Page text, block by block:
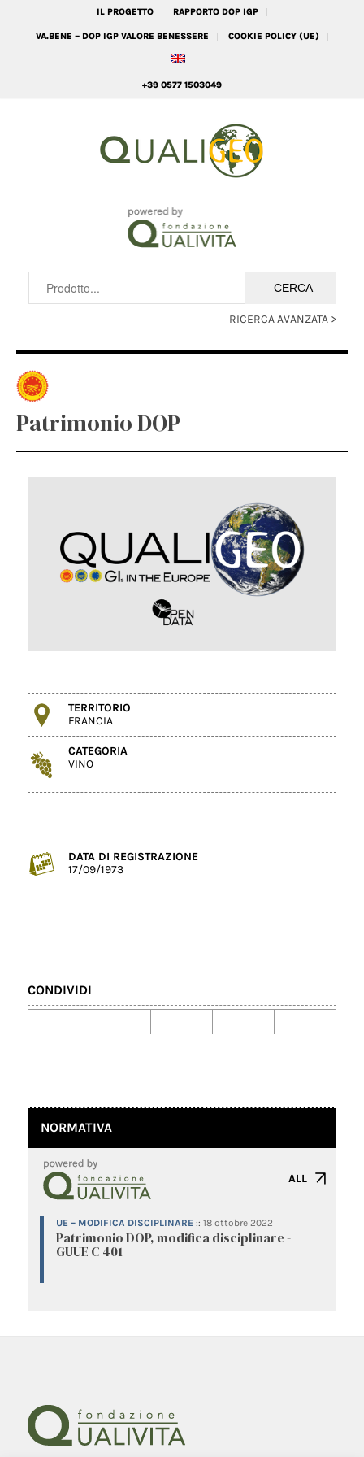
IL PROGETTO RAPPORTO DOP IGP
VA.BENE – DOP IGP VALORE BENESSERE COOKIE POLICY (UE)
+39 0577 1503049
RICERCA AVANZATA >
Patrimonio DOP
TERRITORIO
FRANCIA
CATEGORIA
VINO
DATA DI REGISTRAZIONE
17/09/1973
CONDIVIDI
NORMATIVA
ALL
UE – MODIFICA DISCIPLINARE :: 18 ottobre 2022
Patrimonio DOP, modifica disciplinare -
GUUE C 401